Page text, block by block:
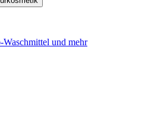
Waschmittel und mehr